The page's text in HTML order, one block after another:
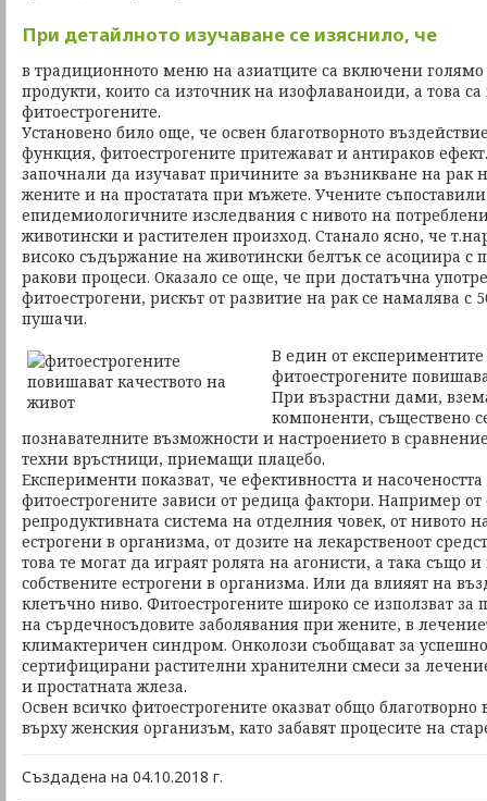
При детайлното изучаване се изяснило, че
в традиционното меню на азиатците са включени голямо
продукти, които са източник на изофлаваноиди, а това
фитоестрогените.
Установено било още, че освен благотворното
функция, фитоестрогените притежават и антираков
започнали да изучават причините за възникване на
жените и на простатата при мъжете. Учените
епидемиологичните изследвания с нивото на
животински и растителен произход. Станало ясно, че
високо съдържание на животински белтък се асоциира с
ракови процеси. Оказало се още, че при достатъчна
фитоестрогени, рискът от развитие на рак се намалява с
пушачи.
В един от
фитоестрогените
При възрастни дами,
компоненти, съществено
познавателните възможности и настроението в
техни връстници, приемащи плацебо.
Експерименти показват, че ефективността и
фитоестрогените зависи от редица фактори. Например от
репродуктивната система на отделния човек, от нивото
естрогени в организма, от дозите на лекарственоот
това те могат да играят ролята на агонисти, а така също
собствените естрогени в организма. Или да влияят на
клетъчно ниво. Фитоестрогените широко се използват
на сърдечносъдовите заболявания при жените, в
климактеричен синдром. Онколози съобщават за
сертифицирани растителни хранителни смеси за
и простатната жлеза.
Освен всичко фитоестрогените оказват общо благотворно
върху женския организъм, като забавят процесите на
Създадена на 04.10.2018 г.